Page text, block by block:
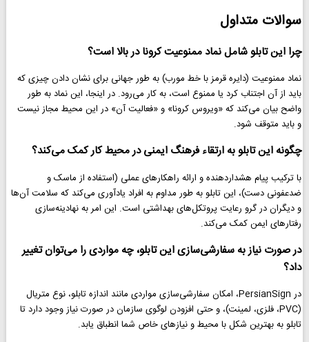
سوالات متداول
چرا این تابلو شامل نماد ممنوعیت کرونا در بالا است؟
نماد ممنوعیت (دایره قرمز با خط مورب) به طور جهانی برای نشان دادن چیزی که
باید از آن اجتناب کرد یا ممنوع است، به کار می‌رود. در اینجا، این نماد به طور
واضح بیان می‌کند که «ویروس کرونا» و «فعالیت آن» در این محیط مجاز نیست
و باید متوقف شود.
چگونه این تابلو به ارتقاء فرهنگ ایمنی در محیط کار کمک می‌کند؟
با ترکیب پیام هشداردهنده و ارائه راهکارهای عملی (استفاده از ماسک و
ضدعفونی دست)، این تابلو به طور مداوم به افراد یادآوری می‌کند که سلامت آن‌ها
و دیگران در گرو رعایت پروتکل‌های بهداشتی است. این امر به نهادینه‌سازی
رفتارهای ایمن کمک می‌کند.
در صورت نیاز به سفارشی‌سازی این تابلو، چه مواردی را می‌توان تغییر
داد؟
در PersianSign، امکان سفارشی‌سازی مواردی مانند اندازه تابلو، نوع متریال
(PVC، فلزی، لمینت)، و حتی افزودن لوگوی سازمان در صورت نیاز وجود دارد تا
تابلو به بهترین شکل با محیط و نیازهای خاص شما انطباق یابد.